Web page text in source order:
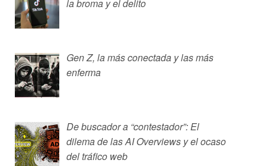
la broma y el delito
Gen Z, la más conectada y las más
enferma
De buscador a “contestador”: El
dilema de las AI Overviews y el ocaso
del tráfico web